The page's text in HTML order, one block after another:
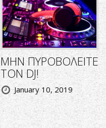
ΜΗΝ ΠΥΡΟΒΟΛΕΙΤΕ
ΤΟΝ DJ!
January 10, 2019